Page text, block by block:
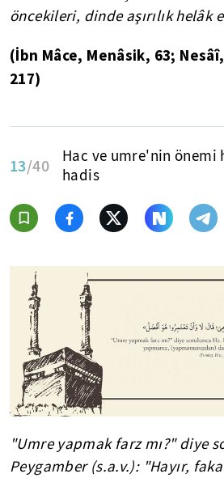
öncekileri, dinde aşırılık
(İbn Mâce, Menâsik, 63;
217)
13/40
Hac ve umre'nin önemi
hadis
"Umre yapmak farz mı?" diye
Peygamber (s.a.v.): "Hayır,